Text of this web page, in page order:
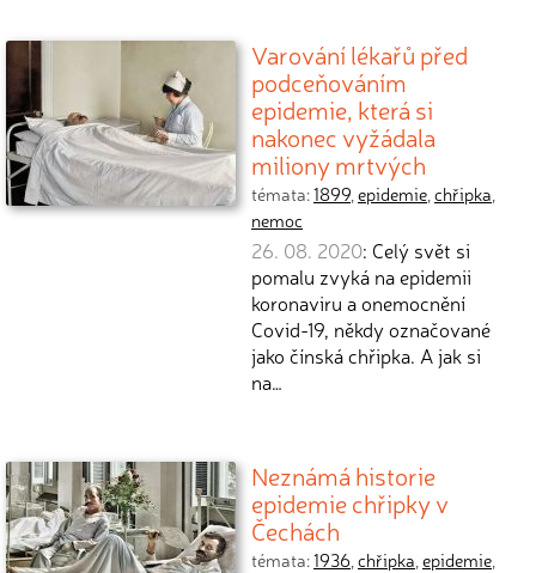
Varování lékařů před
podceňováním
epidemie, která si
nakonec vyžádala
miliony mrtvých
témata:1899,epidemie,chřipka,
nemoc
26. 08. 2020: Celý svět si
pomalu zvyká na epidemii
koronaviru a onemocnění
Covid-19, někdy označované
jako čínská chřipka. A jak si
na…
Neznámá historie
epidemie chřipky v
Čechách
témata:1936,chřipka,epidemie,